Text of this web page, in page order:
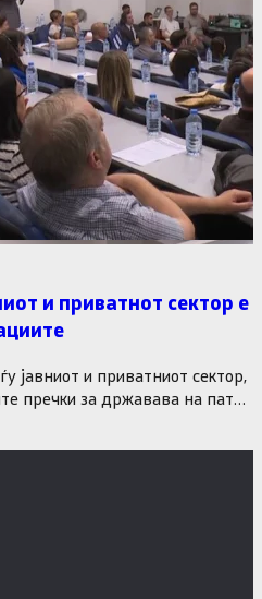
и приватнот сектор е
јавниот и приватниот сектор,
пречки за државава на патот